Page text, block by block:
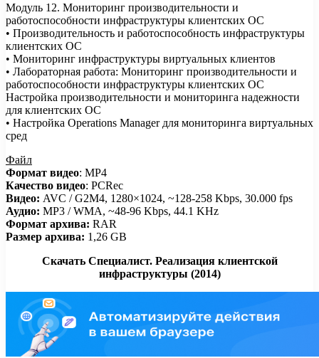
Модуль 12. Мониторинг производительности и
работоспособности инфраструктуры клиентских ОС
• Производительность и работоспособность инфраструктуры
клиентских ОС
• Мониторинг инфраструктуры виртуальных клиентов
• Лабораторная работа: Мониторинг производительности и
работоспособности инфраструктуры клиентских ОС
Настройка производительности и мониторинга надежности
для клиентских ОС
• Настройка Operations Manager для мониторинга виртуальных
сред
Файл
Формат видео: MP4
Качество видео: PCRec
Видео: AVC / G2M4, 1280×1024, ~128-258 Kbps, 30.000 fps
Аудио: MP3 / WMA, ~48-96 Kbps, 44.1 KHz
Формат архива: RAR
Размер архива: 1,26 GB
Скачать Специалист. Реализация клиентской
инфраструктуры (2014)